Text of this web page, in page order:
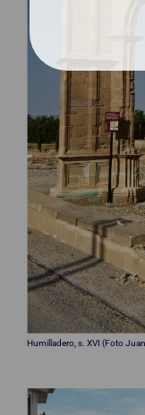
Humilladero, s. XVI (Foto